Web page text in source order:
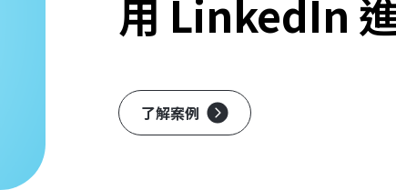
用 LinkedIn
了解案例